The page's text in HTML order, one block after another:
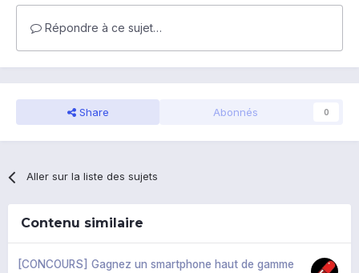
Répondre à ce sujet…
Share Abonnés 0
Aller sur la liste des sujets
Contenu similaire
[CONCOURS] Gagnez un smartphone haut de gamme